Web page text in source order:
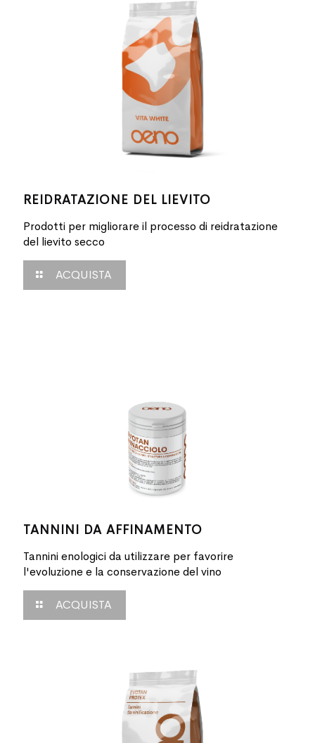
REIDRATAZIONE DEL LIEVITO
Prodotti per migliorare il processo di reidratazione
del lievito secco
ACQUISTA
TANNINI DA AFFINAMENTO
Tannini enologici da utilizzare per favorire
l'evoluzione e la conservazione del vino
ACQUISTA